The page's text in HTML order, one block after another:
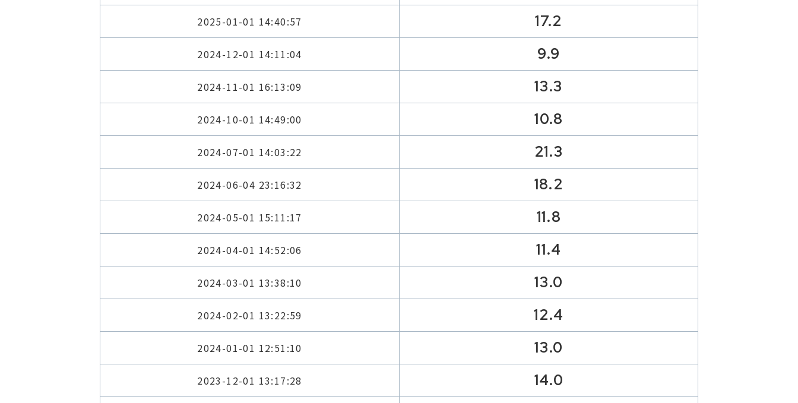
2025-01-01 14:40:57 17.2
2024-12-01 14:11:04 9.9
2024-11-01 16:13:09 13.3
2024-10-01 14:49:00 10.8
2024-07-01 14:03:22 21.3
2024-06-04 23:16:32 18.2
2024-05-01 15:11:17 11.8
2024-04-01 14:52:06 11.4
2024-03-01 13:38:10 13.0
2024-02-01 13:22:59 12.4
2024-01-01 12:51:10 13.0
2023-12-01 13:17:28 14.0